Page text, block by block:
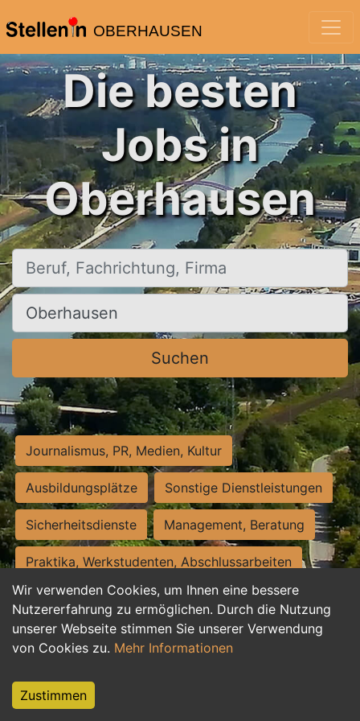
OBERHAUSEN
Wir verwenden Cookies, um Ihnen eine bessere
Nutzererfahrung zu ermöglichen. Durch die Nutzung
unserer Webseite stimmen Sie unserer Verwendung
von Cookies zu. Mehr Informationen
Zustimmen
Die besten
Jobs in
Oberhausen
Beruf, Fachrichtung, Firma
Ort, Stadt
Suchen
Journalismus, PR, Medien, Kultur
Ausbildungsplätze Sonstige Dienstleistungen
Sicherheitsdienste Management, Beratung
Praktika, Werkstudenten, Abschlussarbeiten
Personalwesen Assistenz, Sekretariat
Hilfskräfte, Aushilfs- und Nebenjobs
Weiterbildung, Studium, duale Ausbildung